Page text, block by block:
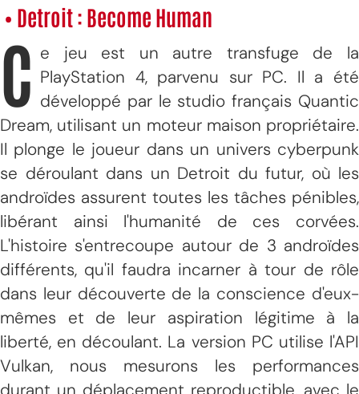
• Detroit : Become Human
C e jeu est un autre transfuge de la
PlayStation 4, parvenu sur PC. Il a été
développé par le studio français Quantic
Dream, utilisant un moteur maison propriétaire.
Il plonge le joueur dans un univers cyberpunk
se déroulant dans un Detroit du futur, où les
androïdes assurent toutes les tâches pénibles,
libérant ainsi l'humanité de ces corvées.
L'histoire s'entrecoupe autour de 3 androïdes
différents, qu'il faudra incarner à tour de rôle
dans leur découverte de la conscience d'eux-
mêmes et de leur aspiration légitime à la
liberté, en découlant. La version PC utilise l'API
Vulkan, nous mesurons les performances
durant un déplacement reproductible, avec le